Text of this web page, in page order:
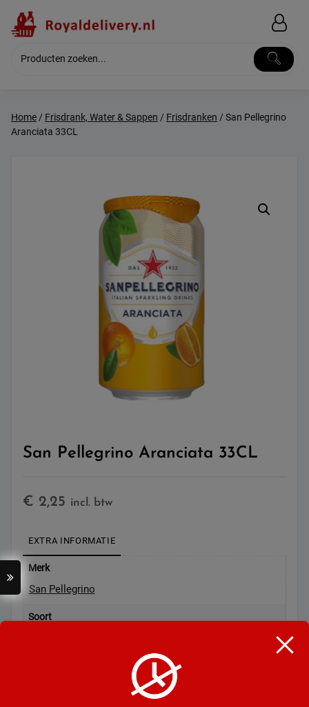
content
Home/ Frisdrank, Water & Sappen / Frisdranken / San Pellegrino
Aranciata 33CL
San Pellegrino Aranciata 33CL
€ 2,25 incl. btw
EXTRA INFORMATIE
Merk
San Pellegrino
Soort